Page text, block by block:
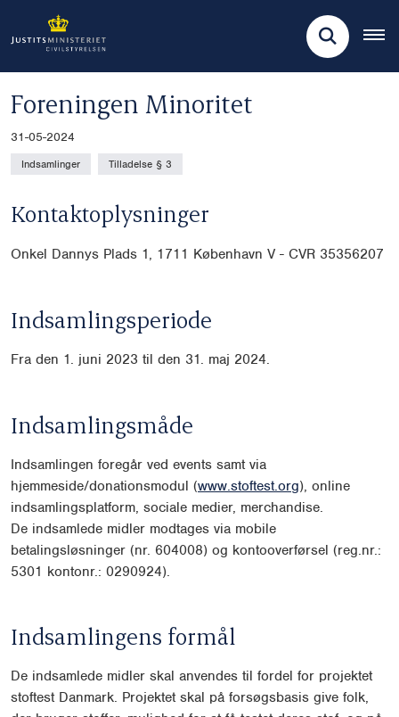
Foreningen Minoritet
31-05-2024
Indsamlinger Tilladelse § 3
Kontaktoplysninger
Onkel Dannys Plads 1, 1711 København V - CVR 35356207
Indsamlingsperiode
Fra den 1. juni 2023 til den 31. maj 2024.
Indsamlingsmåde
Indsamlingen foregår ved events samt via
hjemmeside/donationsmodul (www.stoftest.org), online
indsamlingsplatform, sociale medier, merchandise.
De indsamlede midler modtages via mobile
betalingsløsninger (nr. 604008) og kontooverførsel (reg.nr.:
5301 kontonr.: 0290924).
Indsamlingens formål
De indsamlede midler skal anvendes til fordel for projektet
stoftest Danmark. Projektet skal på forsøgsbasis give folk,